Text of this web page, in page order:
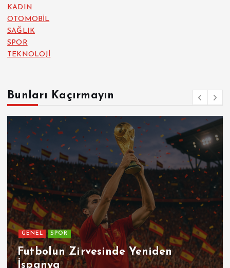
KADIN
OTOMOBİL
SAĞLIK
SPOR
TEKNOLOJİ
Bunları Kaçırmayın
GENEL
Patetik Nedir ?